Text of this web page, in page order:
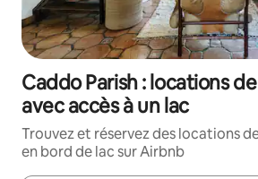
Caddo Parish : locations
avec accès à un lac
Trouvez et réservez des locations
en bord de lac sur Airbnb